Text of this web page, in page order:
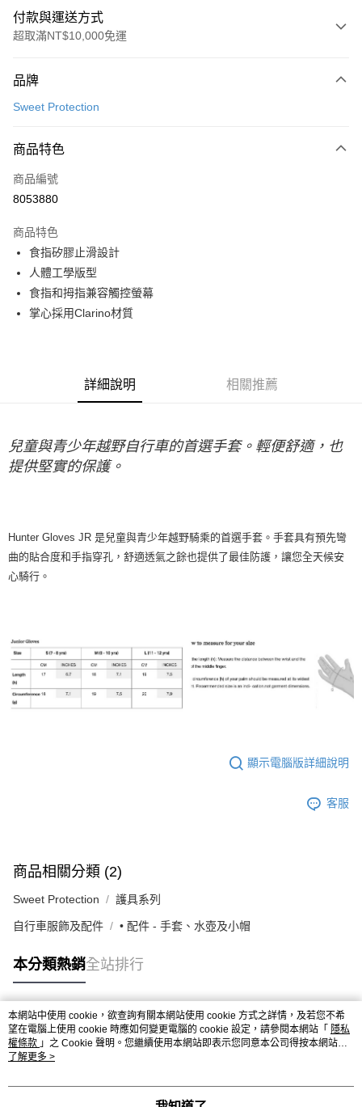
付款與運送方式
超取滿NT$10,000免運
信用卡一次付款
LINE Pay
Apple Pay
運送方式
全家店到店
每筆NT$80，滿NT$10,000(含以上)免運費
每筆NT$80，滿NT$10,000(含以上)免運費
每筆NT$80，滿NT$10,000(含以上)免運費
品牌
Sweet Protection
商品特色
商品編號
8053880
商品特色
食指矽膠止滑設計
人體工學版型
食指和拇指兼容觸控螢幕
掌心採用Clarino材質
詳細說明 相關推薦
兒童與青少年越野自行車的首選手套。輕便舒適，也
提供堅實的保護。
Hunter Gloves JR 是兒童與青少年越野騎乘的首選手套。手套具有預先彎
曲的貼合度和手指穿孔，舒適透氣之餘也提供了最佳防護，讓您全天候安
心騎行。
顯示電腦版詳細說明
客服
商品相關分類 (2)
Sweet Protection 護具系列
自行車服飾及配件 • 配件 - 手套、水壺及小帽
本分類熱銷全站排行
熱門標籤
本網站中使用 cookie，欲查詢有關本網站使用 cookie 方式之詳情，及若您不希
望在電腦上使用 cookie 時應如何變更電腦的 cookie 設定，請參閱本網站「 隱私
權條款 」之 Cookie 聲明。您繼續使用本網站即表示您同意本公司得按本網站使
用條款之 Cookie 聲明使用 cookie。
了解更多 >